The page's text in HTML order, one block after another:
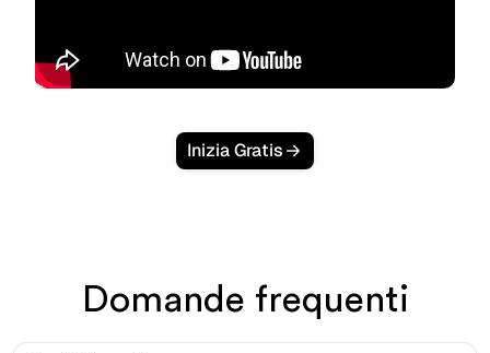
Inizia Gratis
Domande frequenti